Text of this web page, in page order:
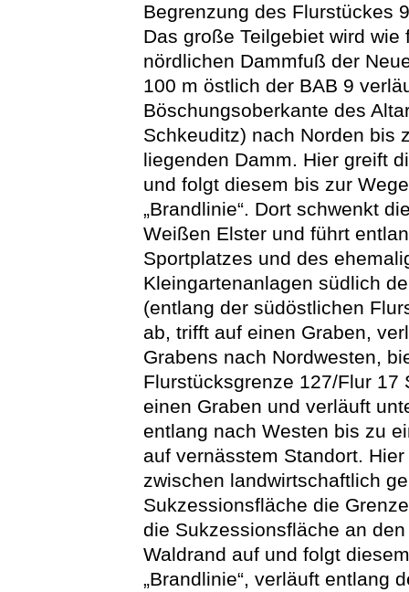
Begrenzung des Flurstückes
Das große Teilgebiet wird
nördlichen Dammfuß der
100 m östlich der BAB 9
Böschungsoberkante des
Schkeuditz) nach Norden bis
liegenden Damm. Hier greift
und folgt diesem bis zur
„Brandlinie“. Dort schwenkt
Weißen Elster und führt
Sportplatzes und des
Kleingartenanlagen südlich
(entlang der südöstlichen
ab, trifft auf einen Graben,
Grabens nach Nordwesten,
Flurstücksgrenze 127/Flur 17
einen Graben und verläuft
entlang nach Westen bis zu
auf vernässtem Standort.
zwischen landwirtschaftlich
Sukzessionsfläche die
die Sukzessionsfläche an
Waldrand auf und folgt
„Brandlinie“, verläuft entlang